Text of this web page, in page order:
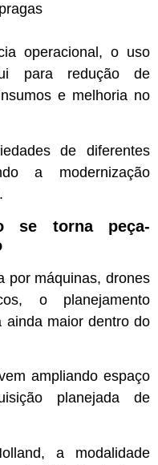
operacional, o uso
para redução de
e melhoria no
de diferentes
a modernização
se torna peça-
por máquinas, drones
o planejamento
ainda maior dentro do
ampliando espaço
planejada de
a modalidade